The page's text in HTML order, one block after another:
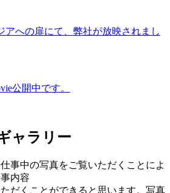
アへの扉にて、弊社が放映されまし
公開中です。
ャラリー
事中の写真をご覧いただくことによ
内容
だくことができると思います。写真